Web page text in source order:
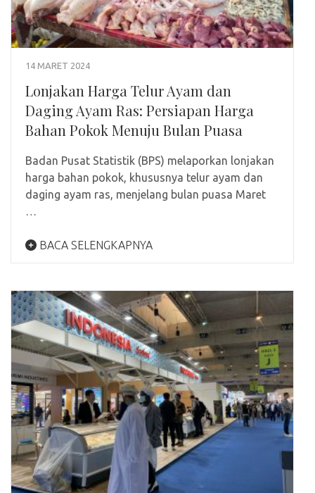
14 MARET 2024
Lonjakan Harga Telur Ayam dan
Daging Ayam Ras: Persiapan Harga
Bahan Pokok Menuju Bulan Puasa
Badan Pusat Statistik (BPS) melaporkan lonjakan
harga bahan pokok, khususnya telur ayam dan
daging ayam ras, menjelang bulan puasa Maret
…
BACA SELENGKAPNYA